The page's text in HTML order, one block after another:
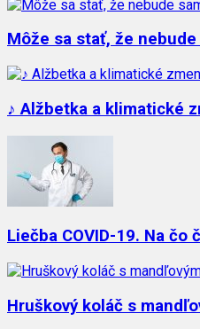
Môže sa stať, že
♪ Alžbetka a klimatické
Liečba COVID-19. Na čo
Hruškový koláč s